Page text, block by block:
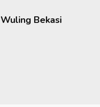
Wuling Bekasi